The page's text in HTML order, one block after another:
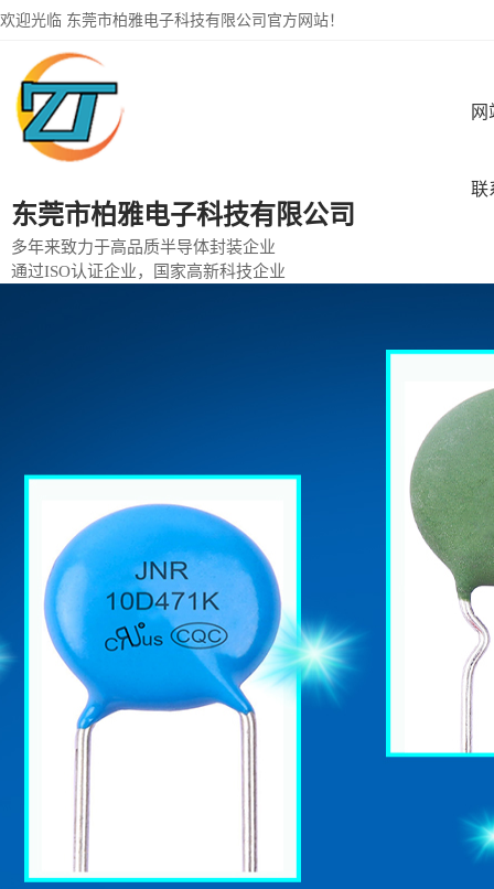
欢迎光临 东莞市柏雅电子科技有限公司官方网站！
东莞市柏雅电子科技有限公司
多年来致力于高品质半导体封装企业
通过ISO认证企业，国家高新科技企业
网
联